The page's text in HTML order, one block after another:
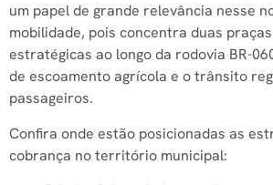
um papel de grande relevância nesse
mobilidade, pois concentra duas
estratégicas ao longo da rodovia BR-
de escoamento agrícola e o trânsito
passageiros.
Confira onde estão posicionadas as
cobrança no território municipal: